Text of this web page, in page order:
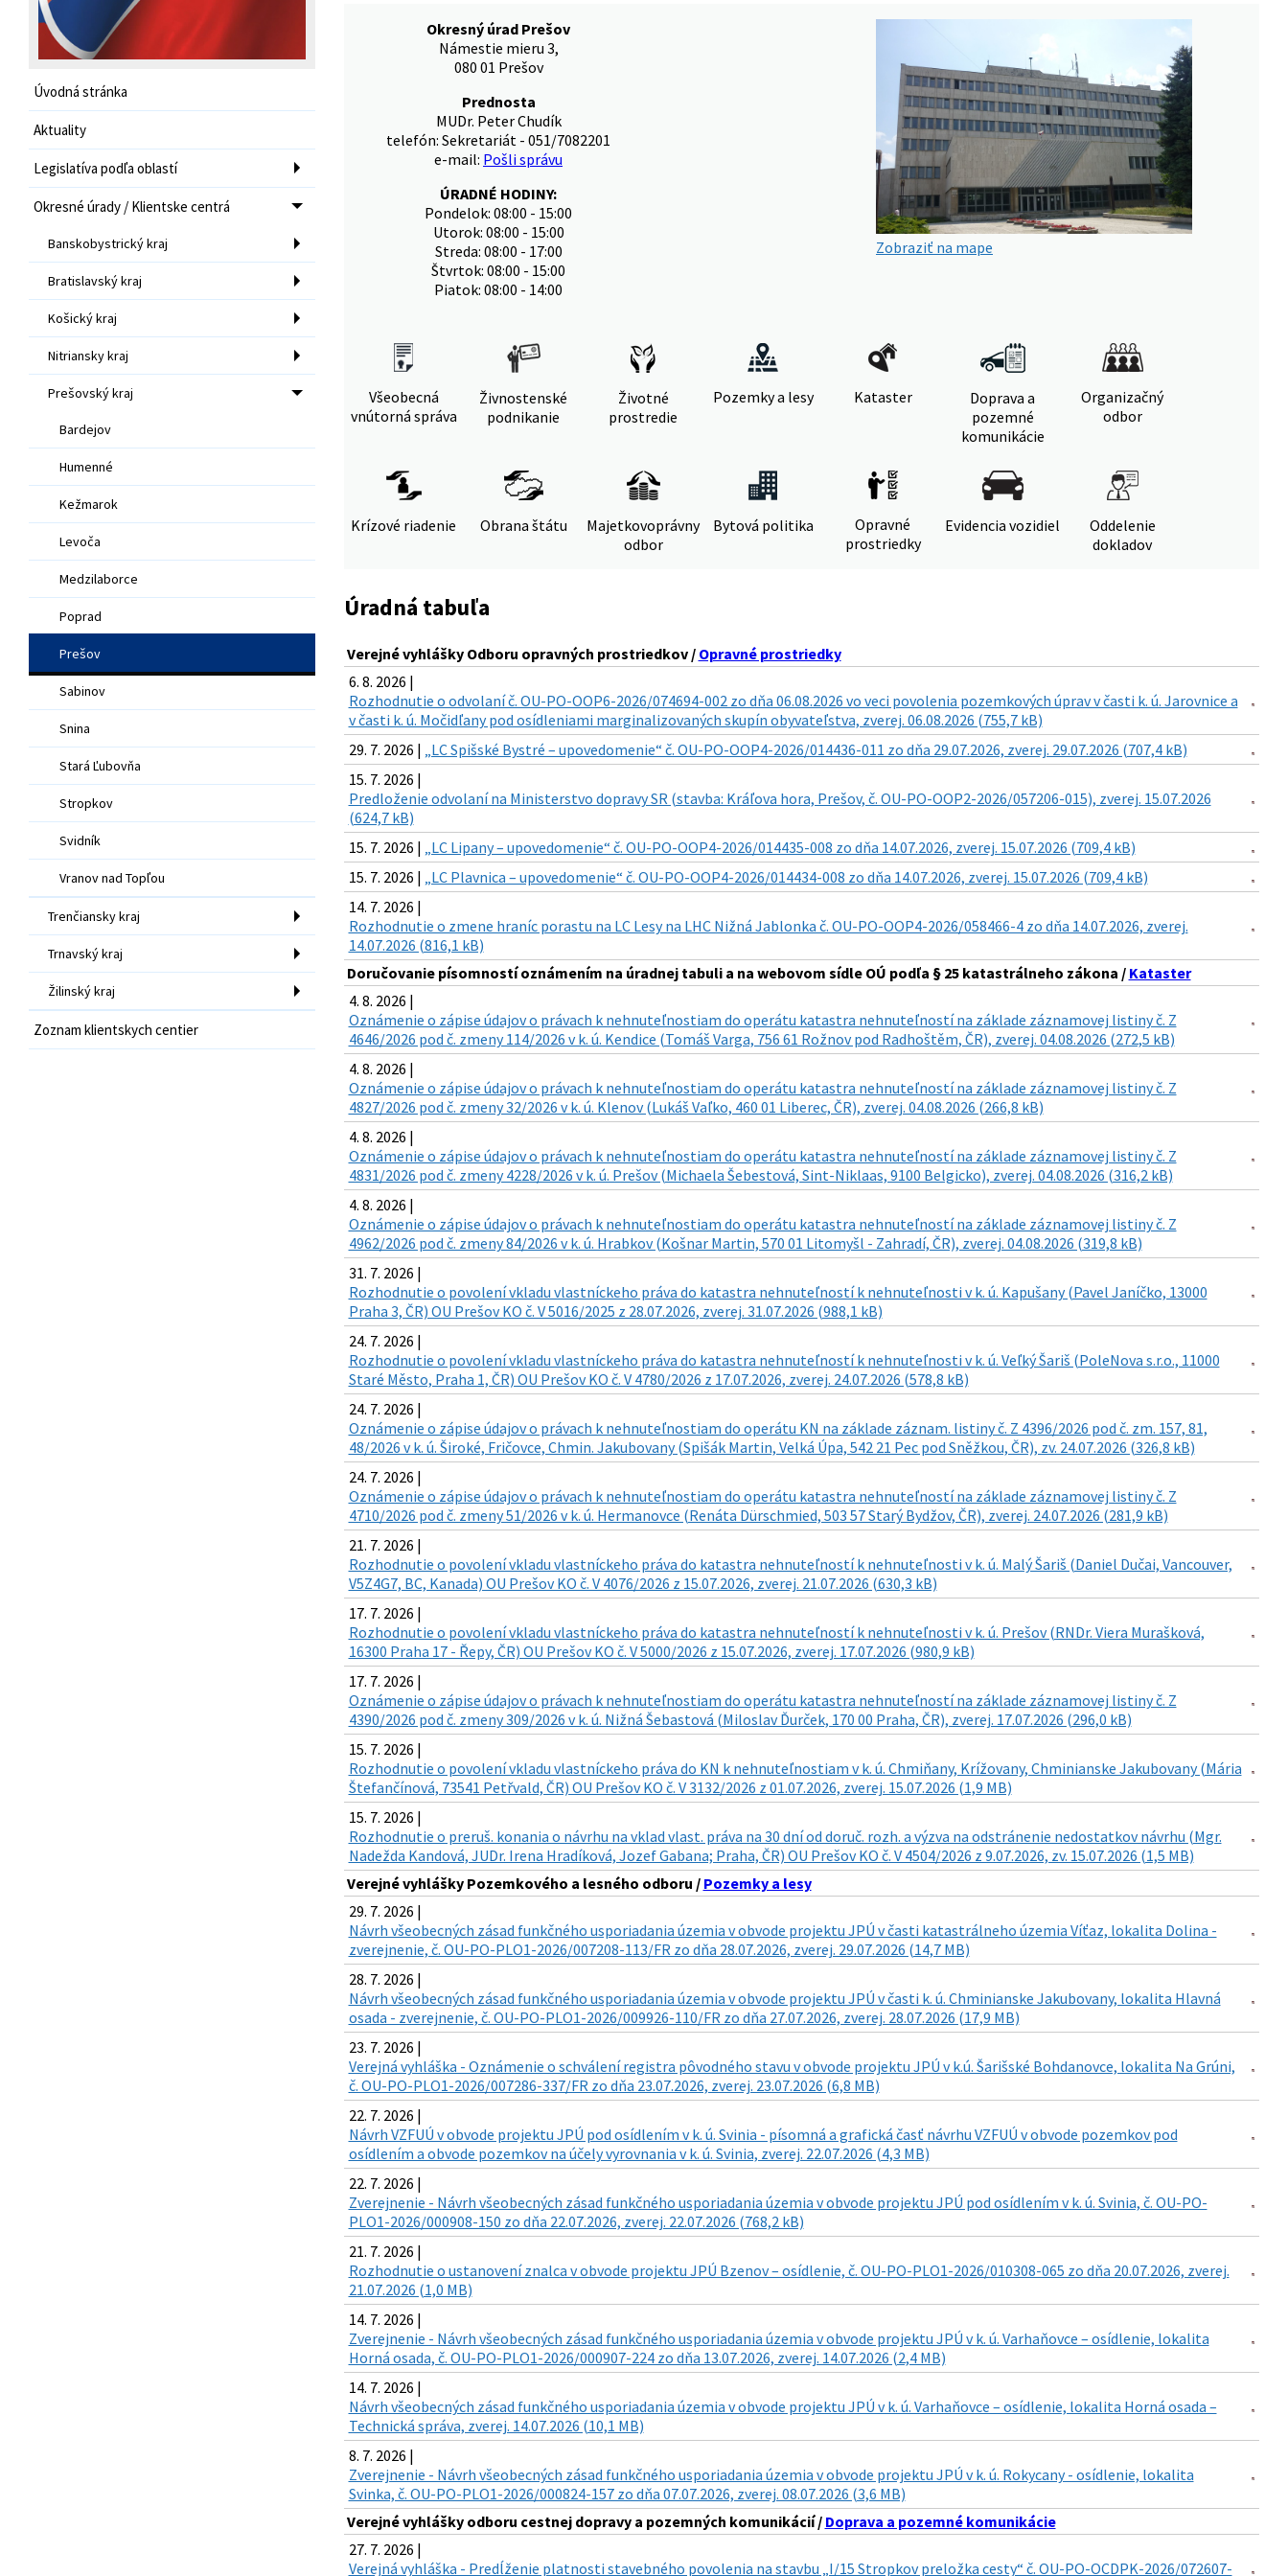
Úvodná stránka
Aktuality
Legislatíva podľa oblastí
Okresné úrady / Klientske centrá
Banskobystrický kraj
Bratislavský kraj
Košický kraj
Nitriansky kraj
Prešovský kraj
Bardejov
Humenné
Kežmarok
Levoča
Medzilaborce
Poprad
Prešov
Sabinov
Snina
Stará Ľubovňa
Stropkov
Svidník
Vranov nad Topľou
Trenčiansky kraj
Trnavský kraj
Žilinský kraj
Zoznam klientskych centier
Okresný úrad Prešov
Námestie mieru 3,
080 01 Prešov
Prednosta
MUDr. Peter Chudík
telefón: Sekretariát - 051/7082201
e-mail: Pošli správu
ÚRADNÉ HODINY:
Pondelok: 08:00 - 15:00
Utorok: 08:00 - 15:00
Streda: 08:00 - 17:00
Štvrtok: 08:00 - 15:00
Piatok: 08:00 - 14:00
Zobraziť na mape
Všeobecná
vnútorná správa
Živnostenské
podnikanie
Životné
prostredie
Pozemky a lesy Kataster
Doprava a
pozemné
komunikácie
Organizačný
odbor
Krízové riadenie Obrana štátu
Majetkovoprávny
odbor
Bytová politika
Opravné
prostriedky
Evidencia vozidiel
Oddelenie
dokladov
Úradná tabuľa
Verejné vyhlášky Odboru opravných prostriedkov / Opravné prostriedky
6. 8. 2026 |
Rozhodnutie o odvolaní č. OU-PO-OOP6-2026/074694-002 zo dňa 06.08.2026 vo veci povolenia pozemkových úprav v časti k. ú. Jarovnice a
v časti k. ú. Močidľany pod osídleniami marginalizovaných skupín obyvateľstva, zverej. 06.08.2026 (755,7 kB)
29. 7. 2026 | „LC Spišské Bystré – upovedomenie“ č. OU-PO-OOP4-2026/014436-011 zo dňa 29.07.2026, zverej. 29.07.2026 (707,4 kB)
15. 7. 2026 |
Predloženie odvolaní na Ministerstvo dopravy SR (stavba: Kráľova hora, Prešov, č. OU-PO-OOP2-2026/057206-015), zverej. 15.07.2026
(624,7 kB)
15. 7. 2026 | „LC Lipany – upovedomenie“ č. OU-PO-OOP4-2026/014435-008 zo dňa 14.07.2026, zverej. 15.07.2026 (709,4 kB)
15. 7. 2026 | „LC Plavnica – upovedomenie“ č. OU-PO-OOP4-2026/014434-008 zo dňa 14.07.2026, zverej. 15.07.2026 (709,4 kB)
14. 7. 2026 |
Rozhodnutie o zmene hraníc porastu na LC Lesy na LHC Nižná Jablonka č. OU-PO-OOP4-2026/058466-4 zo dňa 14.07.2026, zverej.
14.07.2026 (816,1 kB)
Doručovanie písomností oznámením na úradnej tabuli a na webovom sídle OÚ podľa § 25 katastrálneho zákona / Kataster
4. 8. 2026 |
Oznámenie o zápise údajov o právach k nehnuteľnostiam do operátu katastra nehnuteľností na základe záznamovej listiny č. Z
4646/2026 pod č. zmeny 114/2026 v k. ú. Kendice (Tomáš Varga, 756 61 Rožnov pod Radhoštěm, ČR), zverej. 04.08.2026 (272,5 kB)
4. 8. 2026 |
Oznámenie o zápise údajov o právach k nehnuteľnostiam do operátu katastra nehnuteľností na základe záznamovej listiny č. Z
4827/2026 pod č. zmeny 32/2026 v k. ú. Klenov (Lukáš Vaľko, 460 01 Liberec, ČR), zverej. 04.08.2026 (266,8 kB)
4. 8. 2026 |
Oznámenie o zápise údajov o právach k nehnuteľnostiam do operátu katastra nehnuteľností na základe záznamovej listiny č. Z
4831/2026 pod č. zmeny 4228/2026 v k. ú. Prešov (Michaela Šebestová, Sint-Niklaas, 9100 Belgicko), zverej. 04.08.2026 (316,2 kB)
4. 8. 2026 |
Oznámenie o zápise údajov o právach k nehnuteľnostiam do operátu katastra nehnuteľností na základe záznamovej listiny č. Z
4962/2026 pod č. zmeny 84/2026 v k. ú. Hrabkov (Košnar Martin, 570 01 Litomyšl - Zahradí, ČR), zverej. 04.08.2026 (319,8 kB)
31. 7. 2026 |
Rozhodnutie o povolení vkladu vlastníckeho práva do katastra nehnuteľností k nehnuteľnosti v k. ú. Kapušany (Pavel Janíčko, 13000
Praha 3, ČR) OU Prešov KO č. V 5016/2025 z 28.07.2026, zverej. 31.07.2026 (988,1 kB)
24. 7. 2026 |
Rozhodnutie o povolení vkladu vlastníckeho práva do katastra nehnuteľností k nehnuteľnosti v k. ú. Veľký Šariš (PoleNova s.r.o., 11000
Staré Město, Praha 1, ČR) OU Prešov KO č. V 4780/2026 z 17.07.2026, zverej. 24.07.2026 (578,8 kB)
24. 7. 2026 |
Oznámenie o zápise údajov o právach k nehnuteľnostiam do operátu KN na základe záznam. listiny č. Z 4396/2026 pod č. zm. 157, 81,
48/2026 v k. ú. Široké, Fričovce, Chmin. Jakubovany (Spišák Martin, Velká Úpa, 542 21 Pec pod Sněžkou, ČR), zv. 24.07.2026 (326,8 kB)
24. 7. 2026 |
Oznámenie o zápise údajov o právach k nehnuteľnostiam do operátu katastra nehnuteľností na základe záznamovej listiny č. Z
4710/2026 pod č. zmeny 51/2026 v k. ú. Hermanovce (Renáta Dürschmied, 503 57 Starý Bydžov, ČR), zverej. 24.07.2026 (281,9 kB)
21. 7. 2026 |
Rozhodnutie o povolení vkladu vlastníckeho práva do katastra nehnuteľností k nehnuteľnosti v k. ú. Malý Šariš (Daniel Dučai, Vancouver,
V5Z4G7, BC, Kanada) OU Prešov KO č. V 4076/2026 z 15.07.2026, zverej. 21.07.2026 (630,3 kB)
17. 7. 2026 |
Rozhodnutie o povolení vkladu vlastníckeho práva do katastra nehnuteľností k nehnuteľnosti v k. ú. Prešov (RNDr. Viera Murašková,
16300 Praha 17 - Řepy, ČR) OU Prešov KO č. V 5000/2026 z 15.07.2026, zverej. 17.07.2026 (980,9 kB)
17. 7. 2026 |
Oznámenie o zápise údajov o právach k nehnuteľnostiam do operátu katastra nehnuteľností na základe záznamovej listiny č. Z
4390/2026 pod č. zmeny 309/2026 v k. ú. Nižná Šebastová (Miloslav Ďurček, 170 00 Praha, ČR), zverej. 17.07.2026 (296,0 kB)
15. 7. 2026 |
Rozhodnutie o povolení vkladu vlastníckeho práva do KN k nehnuteľnostiam v k. ú. Chmiňany, Krížovany, Chminianske Jakubovany (Mária
Štefančínová, 73541 Petřvald, ČR) OU Prešov KO č. V 3132/2026 z 01.07.2026, zverej. 15.07.2026 (1,9 MB)
15. 7. 2026 |
Rozhodnutie o preruš. konania o návrhu na vklad vlast. práva na 30 dní od doruč. rozh. a výzva na odstránenie nedostatkov návrhu (Mgr.
Nadežda Kandová, JUDr. Irena Hradíková, Jozef Gabana; Praha, ČR) OU Prešov KO č. V 4504/2026 z 9.07.2026, zv. 15.07.2026 (1,5 MB)
Verejné vyhlášky Pozemkového a lesného odboru / Pozemky a lesy
29. 7. 2026 |
Návrh všeobecných zásad funkčného usporiadania územia v obvode projektu JPÚ v časti katastrálneho územia Víťaz, lokalita Dolina -
zverejnenie, č. OU-PO-PLO1-2026/007208-113/FR zo dňa 28.07.2026, zverej. 29.07.2026 (14,7 MB)
28. 7. 2026 |
Návrh všeobecných zásad funkčného usporiadania územia v obvode projektu JPÚ v časti k. ú. Chminianske Jakubovany, lokalita Hlavná
osada - zverejnenie, č. OU-PO-PLO1-2026/009926-110/FR zo dňa 27.07.2026, zverej. 28.07.2026 (17,9 MB)
23. 7. 2026 |
Verejná vyhláška - Oznámenie o schválení registra pôvodného stavu v obvode projektu JPÚ v k.ú. Šarišské Bohdanovce, lokalita Na Grúni,
č. OU-PO-PLO1-2026/007286-337/FR zo dňa 23.07.2026, zverej. 23.07.2026 (6,8 MB)
22. 7. 2026 |
Návrh VZFUÚ v obvode projektu JPÚ pod osídlením v k. ú. Svinia - písomná a grafická časť návrhu VZFUÚ v obvode pozemkov pod
osídlením a obvode pozemkov na účely vyrovnania v k. ú. Svinia, zverej. 22.07.2026 (4,3 MB)
22. 7. 2026 |
Zverejnenie - Návrh všeobecných zásad funkčného usporiadania územia v obvode projektu JPÚ pod osídlením v k. ú. Svinia, č. OU-PO-
PLO1-2026/000908-150 zo dňa 22.07.2026, zverej. 22.07.2026 (768,2 kB)
21. 7. 2026 |
Rozhodnutie o ustanovení znalca v obvode projektu JPÚ Bzenov – osídlenie, č. OU-PO-PLO1-2026/010308-065 zo dňa 20.07.2026, zverej.
21.07.2026 (1,0 MB)
14. 7. 2026 |
Zverejnenie - Návrh všeobecných zásad funkčného usporiadania územia v obvode projektu JPÚ v k. ú. Varhaňovce – osídlenie, lokalita
Horná osada, č. OU-PO-PLO1-2026/000907-224 zo dňa 13.07.2026, zverej. 14.07.2026 (2,4 MB)
14. 7. 2026 |
Návrh všeobecných zásad funkčného usporiadania územia v obvode projektu JPÚ v k. ú. Varhaňovce – osídlenie, lokalita Horná osada –
Technická správa, zverej. 14.07.2026 (10,1 MB)
8. 7. 2026 |
Zverejnenie - Návrh všeobecných zásad funkčného usporiadania územia v obvode projektu JPÚ v k. ú. Rokycany - osídlenie, lokalita
Svinka, č. OU-PO-PLO1-2026/000824-157 zo dňa 07.07.2026, zverej. 08.07.2026 (3,6 MB)
Verejné vyhlášky odboru cestnej dopravy a pozemných komunikácií / Doprava a pozemné komunikácie
27. 7. 2026 |
Verejná vyhláška - Predĺženie platnosti stavebného povolenia na stavbu „I/15 Stropkov preložka cesty“ č. OU-PO-OCDPK-2026/072607-